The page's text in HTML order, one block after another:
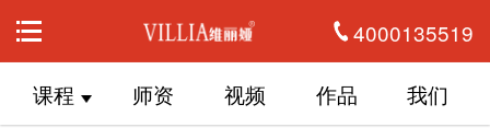
4000135519
课程 师资 视频 作品 我们